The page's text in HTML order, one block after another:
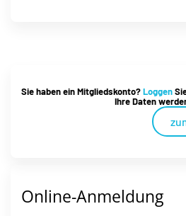
Sie haben ein Mitgliedskonto?Loggen
Ihre Daten
Online-Anmeldung